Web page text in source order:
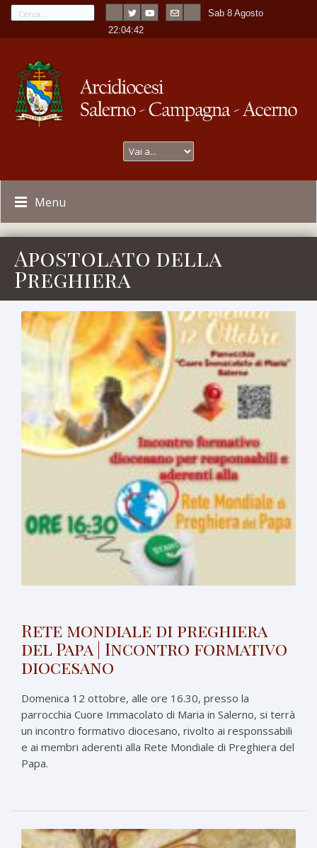
Sab 8 Agosto
-22:04:43
Menu
Apostolato della
Preghiera
Rete mondiale di preghiera
del Papa | Incontro formativo
diocesano
Domenica 12 ottobre, alle ore 16.30, presso la
parrocchia Cuore Immacolato di Maria in Salerno, si terrà
un incontro formativo diocesano, rivolto ai responssabili
e ai membri aderenti alla Rete Mondiale di Preghiera del
Papa.